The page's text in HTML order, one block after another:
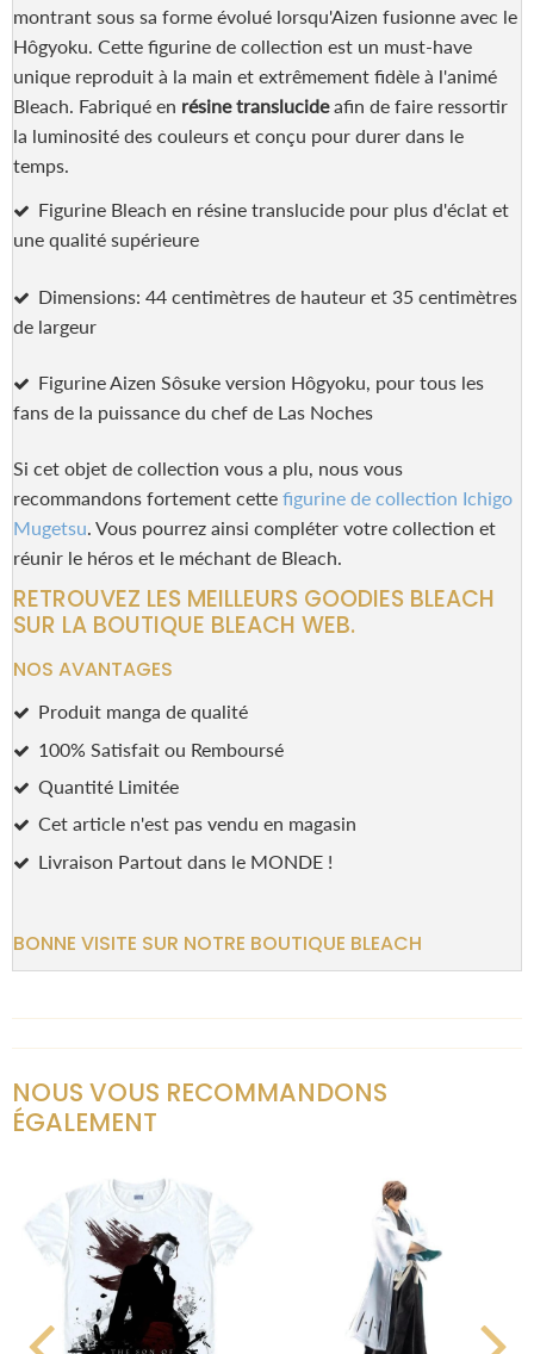
montrant sous sa forme évolué lorsqu'Aizen fusionne avec le
Hôgyoku. Cette figurine de collection est un must-have
unique reproduit à la main et extrêmement fidèle à l'animé
Bleach. Fabriqué en résine translucideafin de faire ressortir
la luminosité des couleurs et conçu pour durer dans le
temps.
Figurine Bleach en résine translucide pour plus d'éclat et
une qualité supérieure
Dimensions: 44 centimètres de hauteur et 35 centimètres
de largeur
Figurine Aizen Sôsuke version Hôgyoku, pour tous les
fans de la puissance du chef de Las Noches
Si cet objet de collection vous a plu, nous vous
recommandons fortement cette figurine de collection Ichigo
Mugetsu. Vous pourrez ainsi compléter votre collection et
réunir le héros et le méchant de Bleach.
RETROUVEZ LES MEILLEURS GOODIES BLEACH
SUR LA BOUTIQUE BLEACH WEB.
NOS AVANTAGES
Produit manga de qualité
100% Satisfait ou Remboursé
Quantité Limitée
Cet article n'est pas vendu en magasin
Livraison Partout dans le MONDE !
BONNE VISITE SUR NOTRE BOUTIQUE BLEACH
NOUS VOUS RECOMMANDONS
ÉGALEMENT